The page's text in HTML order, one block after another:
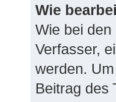
Wie
Wie bei
Verfasser,
werden.
Beitrag des